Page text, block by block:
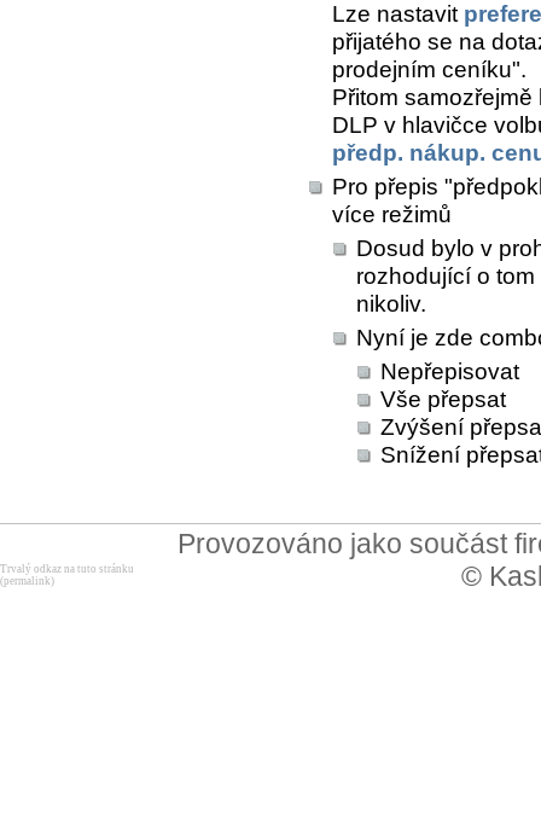
Lze nastavit
přijatého se na
prodejním ceníku".
Přitom
DLP v hlavičce
předp. nákup.
Pro přepis
více režimů
Dosud bylo v
rozhodující o
nikoliv.
Nyní je zde
Nepřepisovat
Vše přepsat
Zvýšení
Snížení
Provozováno jako součást
©
Trvalý odkaz na tuto stránku
(permalink)